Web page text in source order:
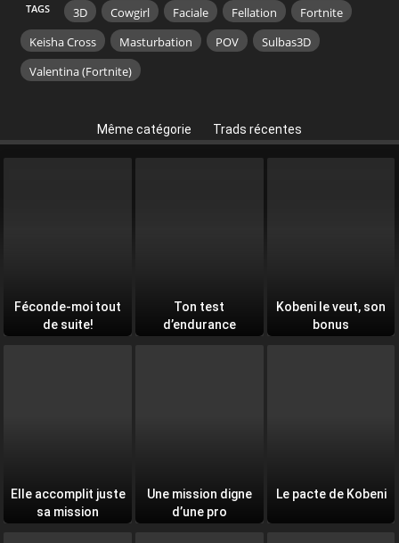
TAGS 3D Cowgirl Faciale Fellation
Fortnite
Keisha Cross
Masturbation POV
Sulbas3D
Valentina (Fortnite)
Même catégorie Trads récentes
Féconde-moi tout
de suite!
Ton test
d’endurance
Kobeni le veut, son
bonus
Elle accomplit juste
sa mission
Une mission digne
d’une pro
Le pacte de Kobeni